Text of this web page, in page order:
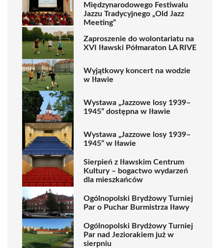
Międzynarodowego Festiwalu
Jazzu Tradycyjnego „Old Jazz
Meeting”
Zaproszenie do wolontariatu na
XVI Iławski Półmaraton LA RIVE
Wyjątkowy koncert na wodzie
w Iławie
Wystawa „Jazzowe losy 1939–
1945” dostępna w Iławie
Wystawa „Jazzowe losy 1939–
1945” w Iławie
Sierpień z Iławskim Centrum
Kultury – bogactwo wydarzeń
dla mieszkańców
Ogólnopolski Brydżowy Turniej
Par o Puchar Burmistrza Iławy
Ogólnopolski Brydżowy Turniej
Par nad Jeziorakiem już w
sierpniu